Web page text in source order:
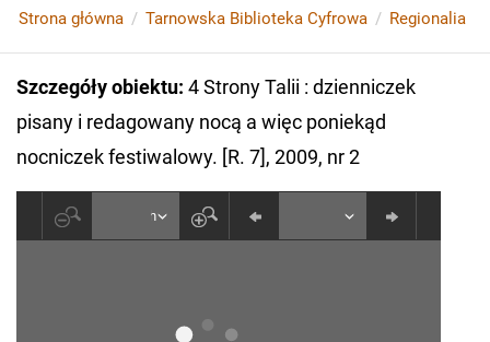
Strona główna Tarnowska Biblioteka Cyfrowa Regionalia
Szczegóły obiektu: 4 Strony Talii : dzienniczek
pisany i redagowany nocą a więc poniekąd
nocniczek festiwalowy. [R. 7], 2009, nr 2